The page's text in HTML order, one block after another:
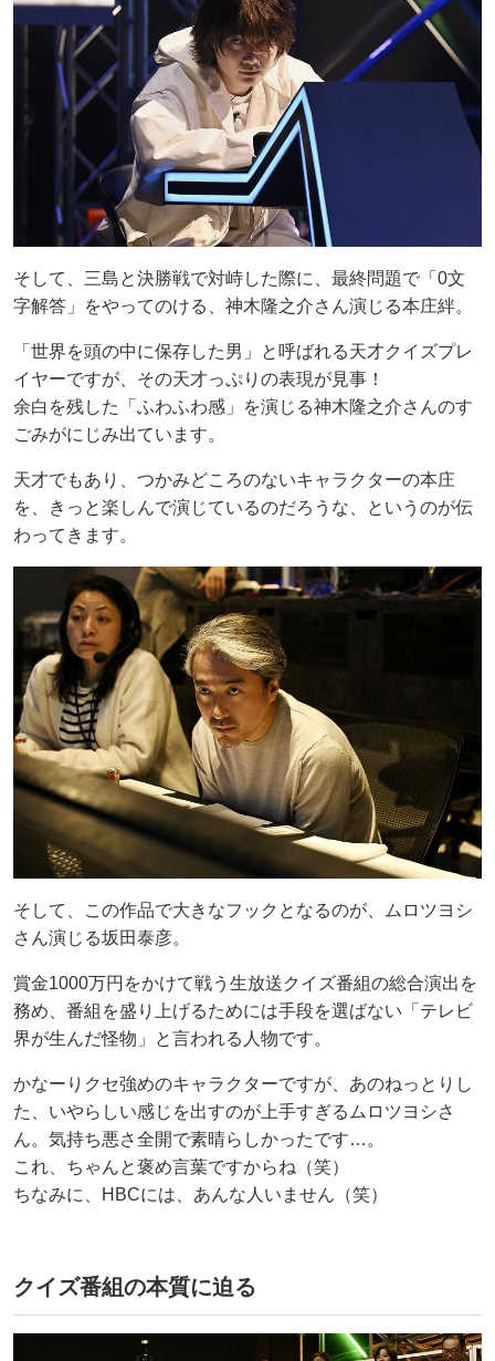
そして、三島と決勝戦で対峙した際に、最終問題で「0文
字解答」をやってのける、神木隆之介さん演じる本庄絆。
「世界を頭の中に保存した男」と呼ばれる天才クイズプレ
イヤーですが、その天才っぷりの表現が見事！
余白を残した「ふわふわ感」を演じる神木隆之介さんのす
ごみがにじみ出ています。
天才でもあり、つかみどころのないキャラクターの本庄
を、きっと楽しんで演じているのだろうな、というのが伝
わってきます。
そして、この作品で大きなフックとなるのが、ムロツヨシ
さん演じる坂田泰彦。
賞金1000万円をかけて戦う生放送クイズ番組の総合演出を
務め、番組を盛り上げるためには手段を選ばない「テレビ
界が生んだ怪物」と言われる人物です。
かなーりクセ強めのキャラクターですが、あのねっとりし
た、いやらしい感じを出すのが上手すぎるムロツヨシさ
ん。気持ち悪さ全開で素晴らしかったです…。
これ、ちゃんと褒め言葉ですからね（笑）
ちなみに、HBCには、あんな人いません（笑）
クイズ番組の本質に迫る